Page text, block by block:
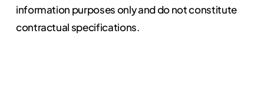
information purposes only and do not constitute
contractual specifications.